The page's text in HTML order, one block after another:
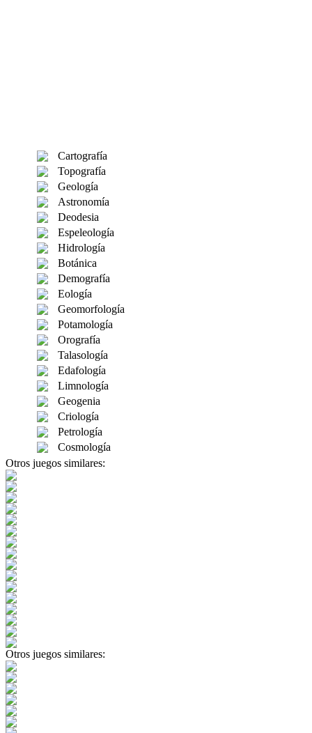
Cartografía
Topografía
Geología
Astronomía
Deodesia
Espeleología
Hidrología
Botánica
Demografía
Eología
Geomorfología
Potamología
Orografía
Talasología
Edafología
Limnología
Geogenia
Criología
Petrología
Cosmología
Otros juegos similares:
Otros juegos similares: